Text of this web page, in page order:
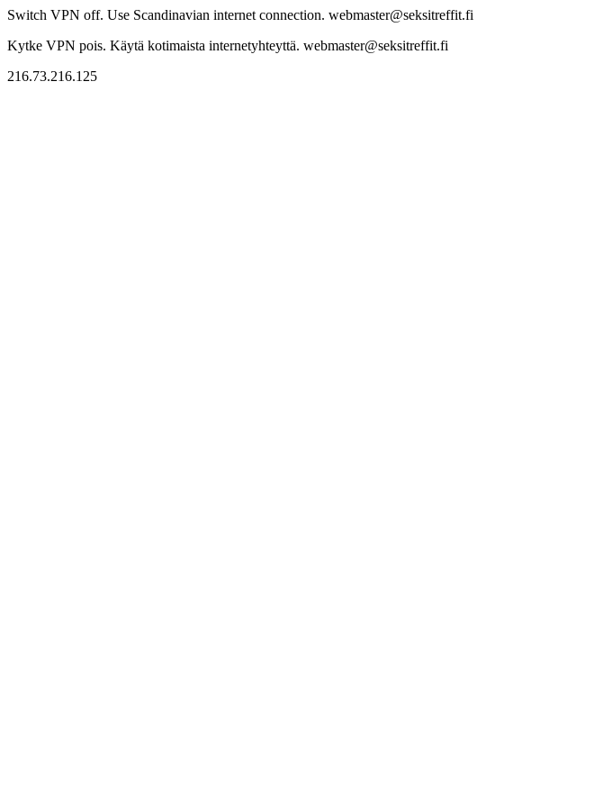
Switch VPN off. Use Scandinavian internet connection. webmaster@seksitreffit.fi
Kytke VPN pois. Käytä kotimaista internetyhteyttä. webmaster@seksitreffit.fi
216.73.216.125